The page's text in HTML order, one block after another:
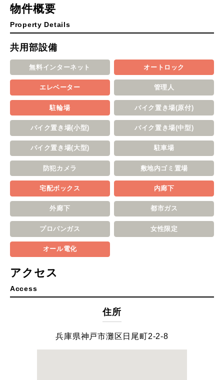
物件概要
Property Details
共用部設備
無料インターネット オートロック
エレベーター 管理人
駐輪場 バイク置き場(原付)
バイク置き場(小型) バイク置き場(中型)
バイク置き場(大型) 駐車場
防犯カメラ 敷地内ゴミ置場
宅配ボックス 内廊下
外廊下 都市ガス
プロパンガス 女性限定
オール電化
アクセス
Access
住所
兵庫県神戸市灘区日尾町2-2-8